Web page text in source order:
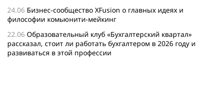
24.06 Бизнес-сообщество XFusion о главных идеях и
философии комьюнити-мейкинг
22.06 Образовательный клуб «Бухгалтерский квартал»
рассказал, стоит ли работать бухгалтером в 2026 году и
развиваться в этой профессии